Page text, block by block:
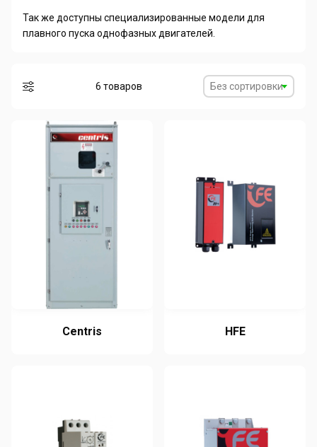
Так же доступны специализированные модели для
плавного пуска однофазных двигателей.
6 товаров Без сортировки
Centris HFE